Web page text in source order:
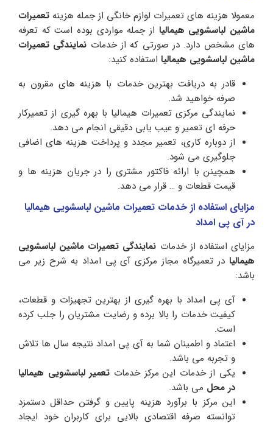
معمولا هزینه های تعمیرات لوازم خانگی از جمله هزینه تعمیرات
ماشین لباسشویی هیمالیا از جمله مواردی بوده است که تعرفه
های مشخص دارد. در صورتی که از خدمات نمایندگی تعمیرات
ماشین لباسشویی هیمالیا استفاده کنید:
قادر به دریافت بهترین خدمات با هزینه های مقرون به
صرفه خواهید شد.
نمایندگی مرکزی تعمیرات هیمالیا با بهره گیری از تعمیرکار
حرفه ای تعمیر و عیب یابی دقیقی انجام می دهد.
از دوباره کاری، تعمیر مجدد و پرداخت هزینه های اضافی
جلوگیری می شود.
همچینن با ارائه فاکتور مشتری را در جریان هزینه ها و
قیمت قطعات و … قرار می دهد.
مزایای استفاده از خدمات تعمیرات ماشین لباسشویی هیمالیا
در آی پی امداد
مزایای استفاده از خدمات نمایندگی تعمیرات ماشین لباسشویی
هیمالیا در تعمیرگاه مجاز مرکزی آی پی امداد به شرح زیر می
باشد:
آی پی امداد با بهره‌ گیری از بهترین تجهیزات و قطعات،
کیفیت خدمات را بالا برده و رضایت مشتریان را جلب کرده
است.
اعتماد و اطمینان شما به آی پی امداد نتیجه سال ها تلاش
و تجربه می باشد.
یکی از خدمات این مرکز خدمات تعمیر لباسشویی هیمالیا
در محل می باشد.
این مرکز با برآورد هزینه پایین و گرفتن حداقل دستمزد
توانسته صرفه اقتصادی بالایی برای کاربران خود ایجاد